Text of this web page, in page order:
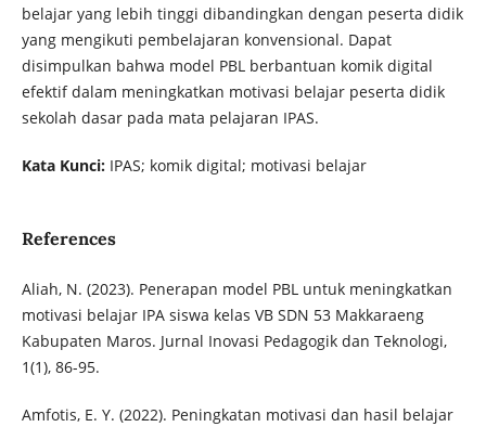
belajar yang lebih tinggi dibandingkan dengan peserta didik
yang mengikuti pembelajaran konvensional. Dapat
disimpulkan bahwa model PBL berbantuan komik digital
efektif dalam meningkatkan motivasi belajar peserta didik
sekolah dasar pada mata pelajaran IPAS.
Kata Kunci: IPAS; komik digital; motivasi belajar
References
Aliah, N. (2023). Penerapan model PBL untuk meningkatkan
motivasi belajar IPA siswa kelas VB SDN 53 Makkaraeng
Kabupaten Maros. Jurnal Inovasi Pedagogik dan Teknologi,
1(1), 86-95.
Amfotis, E. Y. (2022). Peningkatan motivasi dan hasil belajar